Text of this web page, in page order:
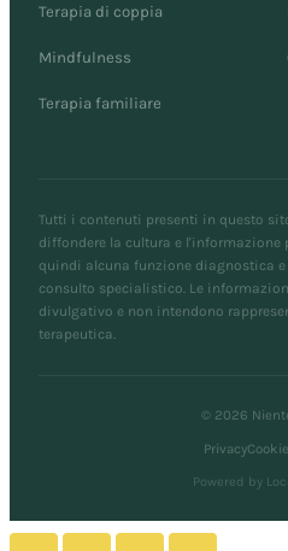
Terapia di coppia
Mindfulness
Terapia familiare
Tutti i contenuti presenti in questo
diffondere la cultura e l'informazione
quindi alcuna funzione diagnostica
consulto specialistico. Le
divulgativo e non intendono
terapeutica.
© 2026
PrivacyCookie
Powered by